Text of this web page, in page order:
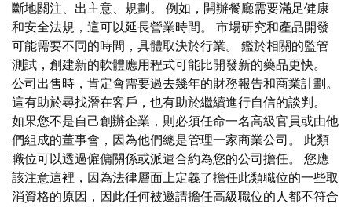
斷地關注、出主意、規劃。 例如，開辦餐廳需要滿足健康
和安全法規，這可以延長營業時間。 市場研究和產品開發
可能需要不同的時間，具體取決於行業。 鑑於相關的監管
測試，創建新的軟體應用程式可能比開發新的藥品更快。
公司出售時，肯定會需要過去幾年的財務報告和商業計劃。
這有助於尋找潛在客戶，也有助於繼續進行自信的談判。
如果您不是自己創辦企業，則必須任命一名高級官員或由他
們組成的董事會，因為他們總是管理一家商業公司。 此類
職位可以透過僱傭關係或派遣合約為您的公司擔任。 您應
該注意這裡，因為法律層面上定義了擔任此類職位的一些取
消資格的原因，因此任何被邀請擔任高級職位的人都不符合